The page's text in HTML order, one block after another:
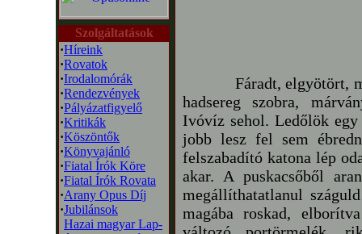
Szolgáltatások
·Híreink
·Rovatok
·Irodalomórák
·Rendezvények
·Pályázatfigyelő
·Kritikák
·Köszöntők
·Könyvajánló
·Fiatal Írók Köre
·Fiatal Írók Rovata
·Arany Opus Díj
·Jubilánsok
Hazai magyar Lap-
Fáradt, elgyötört,
hadsereg szobra,
Ivóvíz sehol. Ledőlök
jobb lesz fel sem
felszabadító katona lép
akar. A puskacsőből
megállíthatatlanul
magába roskad,